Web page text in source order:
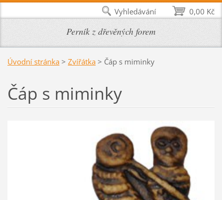
Perník z dřevěných forem
Úvodní stránka > Zvířátka > Čáp s miminky
Čáp s miminky
0,00 Kč
Vyhledávání